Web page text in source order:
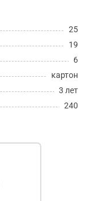
25
19
6
картон
3 лет
240